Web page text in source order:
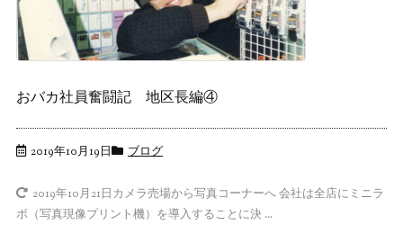
おバカ社員奮闘記 地区長編④
2019年10月19日 ブログ
2019年10月21日カメラ売場から写真コーナーへ 会社は全店にミニラ
ボ（写真現像プリント機）を導入することに決 ...